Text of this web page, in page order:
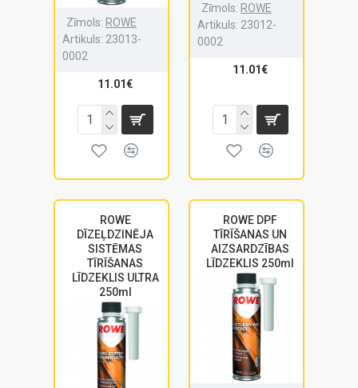
Zīmols: ROWE
Artikuls: 23013-
0002
11.01€
Zīmols: ROWE
Artikuls: 23012-
0002
11.01€
ROWE
DĪZEĻDZINĒJA
SISTĒMAS
TĪRĪŠANAS
LĪDZEKLIS ULTRA
250ml
ROWE DPF
TĪRĪŠANAS UN
AIZSARDZĪBAS
LĪDZEKLIS 250ml